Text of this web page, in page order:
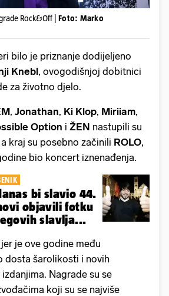
Rock&Off | Foto: Marko
bilo je priznanje dodijeljeno
Knebl, ovogodišnjoj dobitnici
za životno djelo.
, Jonathan, Ki Klop, Miriiam,
Option i ŽEN nastupili su
kraj su posebno začinili ROLO,
bio koncert iznenađenja.
bi slavio 44.
objavili fotku
slavlja...
je ove godine među
dosta šarolikosti i novih
Nagrade su se
koji su se najviše